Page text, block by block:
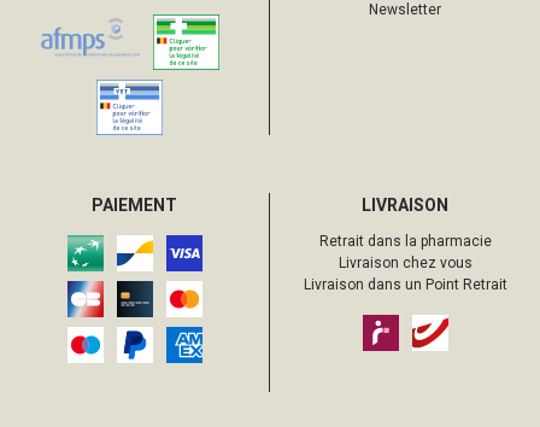
Newsletter
PAIEMENT LIVRAISON
Retrait dans la pharmacie
Livraison chez vous
Livraison dans un Point Retrait